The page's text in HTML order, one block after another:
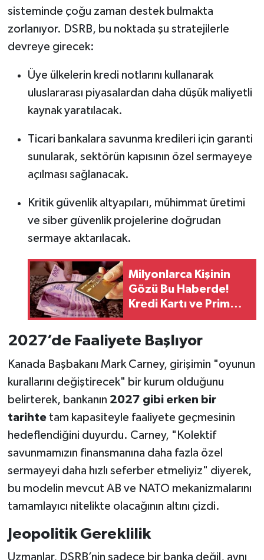
sisteminde çoğu zaman destek bulmakta
zorlanıyor. DSRB, bu noktada şu stratejilerle
devreye girecek:
Üye ülkelerin kredi notlarını kullanarak
uluslararası piyasalardan daha düşük maliyetli
kaynak yaratılacak.
Ticari bankalara savunma kredileri için garanti
sunularak, sektörün kapısının özel sermayeye
açılması sağlanacak.
Kritik güvenlik altyapıları, mühimmat üretimi
ve siber güvenlik projelerine doğrudan
sermaye aktarılacak.
Milyonlarca Kişinin
Gözü Bu Haberde!
Kredi Kartı ve Prim
Borcu Silinecek Mi?
2027’de Faaliyete Başlıyor
Kanada Başbakanı Mark Carney, girişimin "oyunun
kurallarını değiştirecek" bir kurum olduğunu
belirterek, bankanın 2027 gibi erken bir
tarihtetam kapasiteyle faaliyete geçmesinin
hedeflendiğini duyurdu. Carney, "Kolektif
savunmamızın finansmanına daha fazla özel
sermayeyi daha hızlı seferber etmeliyiz" diyerek,
bu modelin mevcut AB ve NATO mekanizmalarını
tamamlayıcı nitelikte olacağının altını çizdi.
Jeopolitik Gereklilik
Uzmanlar, DSRB’nin sadece bir banka değil, aynı